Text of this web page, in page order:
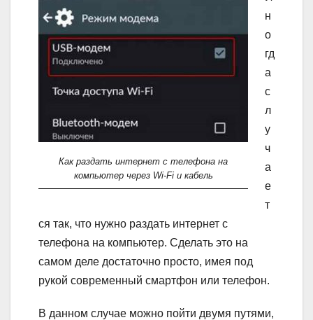
Как раздать интернет с телефона на
компьютер через Wi-Fi и кабель
н
о
гд
а
с
л
у
ч
а
е
т
ся так, что нужно раздать интернет с
телефона на компьютер. Сделать это на
самом деле достаточно просто, имея под
рукой современный смартфон или телефон.
В данном случае можно пойти двумя путями,